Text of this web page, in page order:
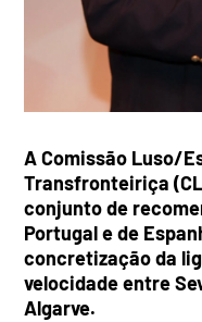
A Comissão Luso/
Transfronteiriça
conjunto de
Portugal e de
concretização da
velocidade entre
Algarve.